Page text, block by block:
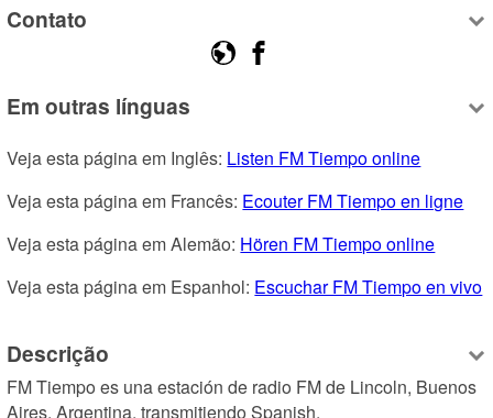
Contato
Em outras línguas
Veja esta página em Inglês: Listen FM Tiempo online
Veja esta página em Francês: Ecouter FM Tiempo en ligne
Veja esta página em Alemão: Hören FM Tiempo online
Veja esta página em Espanhol: Escuchar FM Tiempo en vivo
Descrição
FM Tiempo es una estación de radio FM de Lincoln, Buenos
Aires, Argentina, transmitiendo Spanish.